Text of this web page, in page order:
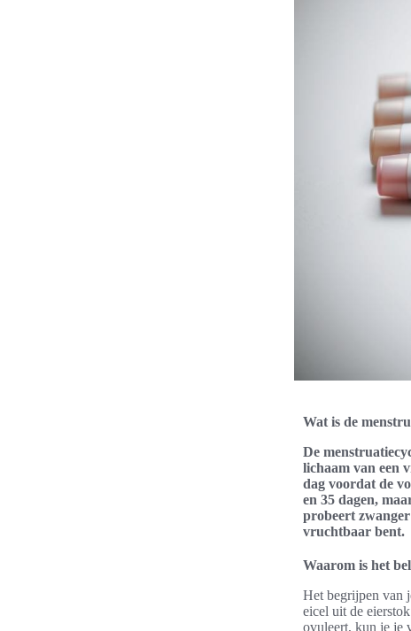
Wat is de
De
lichaam van een
dag voordat de
en 35 dagen,
probeert
vruchtbaar bent.
Waarom is het
Het begrijpen van
eicel uit de
ovuleert, kun je je